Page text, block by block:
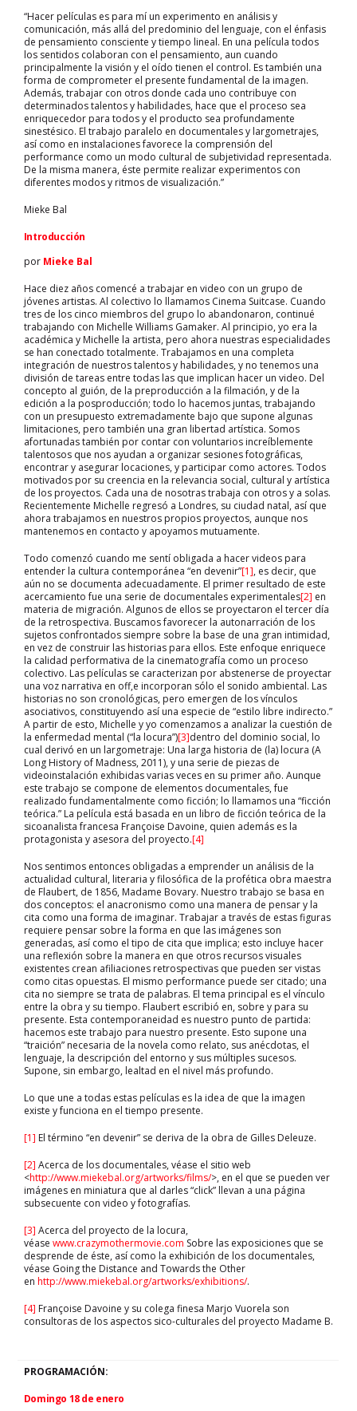
“Hacer películas es para mí un experimento en análisis y
comunicación, más allá del predominio del lenguaje, con el énfasis
de pensamiento consciente y tiempo lineal. En una película todos
los sentidos colaboran con el pensamiento, aun cuando
principalmente la visión y el oído tienen el control. Es también una
forma de comprometer el presente fundamental de la imagen.
Además, trabajar con otros donde cada uno contribuye con
determinados talentos y habilidades, hace que el proceso sea
enriquecedor para todos y el producto sea profundamente
sinestésico. El trabajo paralelo en documentales y largometrajes,
así como en instalaciones favorece la comprensión del
performance como un modo cultural de subjetividad representada.
De la misma manera, éste permite realizar experimentos con
diferentes modos y ritmos de visualización.”
Mieke Bal
Introducción
por Mieke Bal
Hace diez años comencé a trabajar en video con un grupo de
jóvenes artistas. Al colectivo lo llamamos Cinema Suitcase. Cuando
tres de los cinco miembros del grupo lo abandonaron, continué
trabajando con Michelle Williams Gamaker. Al principio, yo era la
académica y Michelle la artista, pero ahora nuestras especialidades
se han conectado totalmente. Trabajamos en una completa
integración de nuestros talentos y habilidades, y no tenemos una
división de tareas entre todas las que implican hacer un video. Del
concepto al guión, de la preproducción a la filmación, y de la
edición a la posproducción; todo lo hacemos juntas, trabajando
con un presupuesto extremadamente bajo que supone algunas
limitaciones, pero también una gran libertad artística. Somos
afortunadas también por contar con voluntarios increíblemente
talentosos que nos ayudan a organizar sesiones fotográficas,
encontrar y asegurar locaciones, y participar como actores. Todos
motivados por su creencia en la relevancia social, cultural y artística
de los proyectos. Cada una de nosotras trabaja con otros y a solas.
Recientemente Michelle regresó a Londres, su ciudad natal, así que
ahora trabajamos en nuestros propios proyectos, aunque nos
mantenemos en contacto y apoyamos mutuamente.
Todo comenzó cuando me sentí obligada a hacer videos para
entender la cultura contemporánea “en devenir”[1], es decir, que
aún no se documenta adecuadamente. El primer resultado de este
acercamiento fue una serie de documentales experimentales[2] en
materia de migración. Algunos de ellos se proyectaron el tercer día
de la retrospectiva. Buscamos favorecer la autonarración de los
sujetos confrontados siempre sobre la base de una gran intimidad,
en vez de construir las historias para ellos. Este enfoque enriquece
la calidad performativa de la cinematografía como un proceso
colectivo. Las películas se caracterizan por abstenerse de proyectar
una voz narrativa en off,e incorporan sólo el sonido ambiental. Las
historias no son cronológicas, pero emergen de los vínculos
asociativos, constituyendo así una especie de “estilo libre indirecto.”
A partir de esto, Michelle y yo comenzamos a analizar la cuestión de
la enfermedad mental (“la locura”)[3]dentro del dominio social, lo
cual derivó en un largometraje: Una larga historia de (la) locura (A
Long History of Madness, 2011), y una serie de piezas de
videoinstalación exhibidas varias veces en su primer año. Aunque
este trabajo se compone de elementos documentales, fue
realizado fundamentalmente como ficción; lo llamamos una “ficción
teórica.” La película está basada en un libro de ficción teórica de la
sicoanalista francesa Françoise Davoine, quien además es la
protagonista y asesora del proyecto.[4]
Nos sentimos entonces obligadas a emprender un análisis de la
actualidad cultural, literaria y filosófica de la profética obra maestra
de Flaubert, de 1856, Madame Bovary. Nuestro trabajo se basa en
dos conceptos: el anacronismo como una manera de pensar y la
cita como una forma de imaginar. Trabajar a través de estas figuras
requiere pensar sobre la forma en que las imágenes son
generadas, así como el tipo de cita que implica; esto incluye hacer
una reflexión sobre la manera en que otros recursos visuales
existentes crean afiliaciones retrospectivas que pueden ser vistas
como citas opuestas. El mismo performance puede ser citado; una
cita no siempre se trata de palabras. El tema principal es el vínculo
entre la obra y su tiempo. Flaubert escribió en, sobre y para su
presente. Esta contemporaneidad es nuestro punto de partida:
hacemos este trabajo para nuestro presente. Esto supone una
“traición” necesaria de la novela como relato, sus anécdotas, el
lenguaje, la descripción del entorno y sus múltiples sucesos.
Supone, sin embargo, lealtad en el nivel más profundo.
Lo que une a todas estas películas es la idea de que la imagen
existe y funciona en el tiempo presente.
[1] El término “en devenir” se deriva de la obra de Gilles Deleuze.
[2] Acerca de los documentales, véase el sitio web
<http://www.miekebal.org/artworks/films/>, en el que se pueden ver
imágenes en miniatura que al darles “click” llevan a una página
subsecuente con video y fotografías.
[3] Acerca del proyecto de la locura,
véase www.crazymothermovie.com Sobre las exposiciones que se
desprende de éste, así como la exhibición de los documentales,
véase Going the Distance and Towards the Other
en http://www.miekebal.org/artworks/exhibitions/.
[4] Françoise Davoine y su colega finesa Marjo Vuorela son
consultoras de los aspectos sico-culturales del proyecto Madame B.
PROGRAMACIÓN:
Domingo 18 de enero